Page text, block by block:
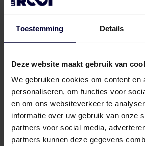
Toestemming Details
Deze website maakt gebruik van
We gebruiken cookies om content en
personaliseren, om functies voor
en om ons websiteverkeer te
informatie over uw gebruik van onze
partners voor social media,
partners kunnen deze gegevens